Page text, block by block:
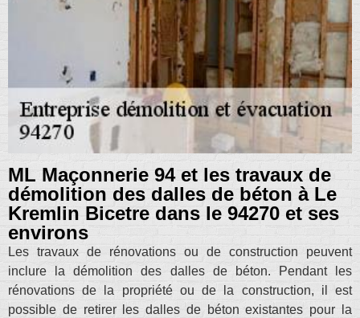
ML Maçonnerie 94 et les travaux de
démolition des dalles de béton à Le
Kremlin Bicetre dans le 94270 et ses
environs
Les travaux de rénovations ou de construction peuvent
inclure la démolition des dalles de béton. Pendant les
rénovations de la propriété ou de la construction, il est
possible de retirer les dalles de béton existantes pour la